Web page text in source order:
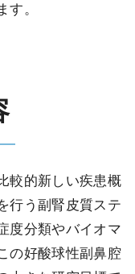
す。
較的新しい疾患概
行う副腎皮質ステ
度分類やバイオマ
の好酸球性副鼻腔